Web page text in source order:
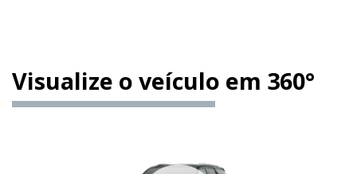
Visualize o veículo em 360°